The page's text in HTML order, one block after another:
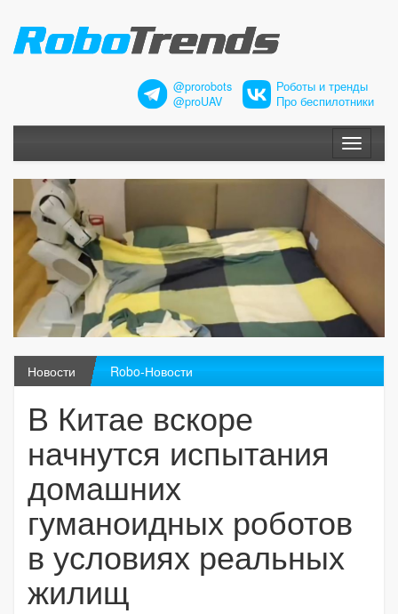
@prorobots
@proUAV
Роботы и тренды
Про беспилотники
Меню
Новости Robo-Новости
В Китае вскоре
начнутся испытания
домашних
гуманоидных роботов
в условиях реальных
жилищ